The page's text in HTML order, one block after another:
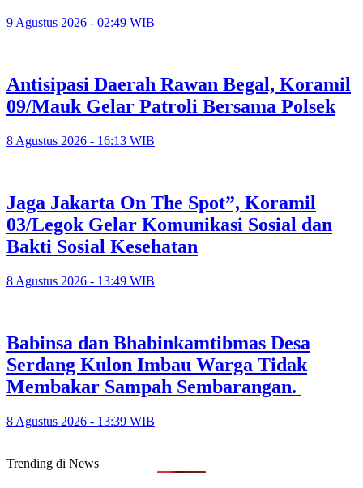
9 Agustus 2026 - 02:49 WIB
Antisipasi Daerah Rawan Begal, Koramil
09/Mauk Gelar Patroli Bersama Polsek
8 Agustus 2026 - 16:13 WIB
Jaga Jakarta On The Spot”, Koramil
03/Legok Gelar Komunikasi Sosial dan
Bakti Sosial Kesehatan
8 Agustus 2026 - 13:49 WIB
Babinsa dan Bhabinkamtibmas Desa
Serdang Kulon Imbau Warga Tidak
Membakar Sampah Sembarangan.
8 Agustus 2026 - 13:39 WIB
Trending di News